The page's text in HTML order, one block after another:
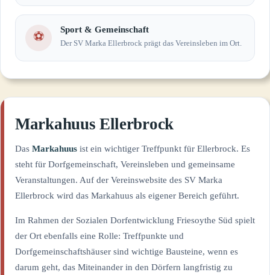
⚽ Sport & Gemeinschaft
Der SV Marka Ellerbrock prägt das Vereinsleben im Ort.
Markahuus Ellerbrock
Das Markahuus ist ein wichtiger Treffpunkt für Ellerbrock. Es
steht für Dorfgemeinschaft, Vereinsleben und gemeinsame
Veranstaltungen. Auf der Vereinswebsite des SV Marka
Ellerbrock wird das Markahuus als eigener Bereich geführt.
Im Rahmen der Sozialen Dorfentwicklung Friesoythe Süd spielt
der Ort ebenfalls eine Rolle: Treffpunkte und
Dorfgemeinschaftshäuser sind wichtige Bausteine, wenn es
darum geht, das Miteinander in den Dörfern langfristig zu